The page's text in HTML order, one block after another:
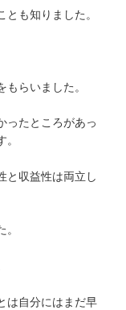
も知りました。
らいました。
ったところがあっ
と収益性は両立し
は自分にはまだ早